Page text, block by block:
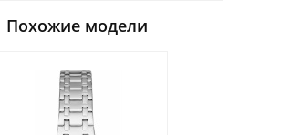
Похожие модели